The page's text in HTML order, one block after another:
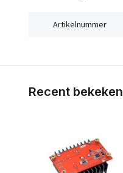
Artikelnummer
Recent bekeken